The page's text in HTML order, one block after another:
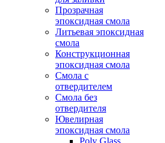
Прозрачная
эпоксидная смола
Литьевая эпоксидная
смола
Конструкционная
эпоксидная смола
Смола с
отвердителем
Смола без
отвердителя
Ювелирная
эпоксидная смола
Poly Glass